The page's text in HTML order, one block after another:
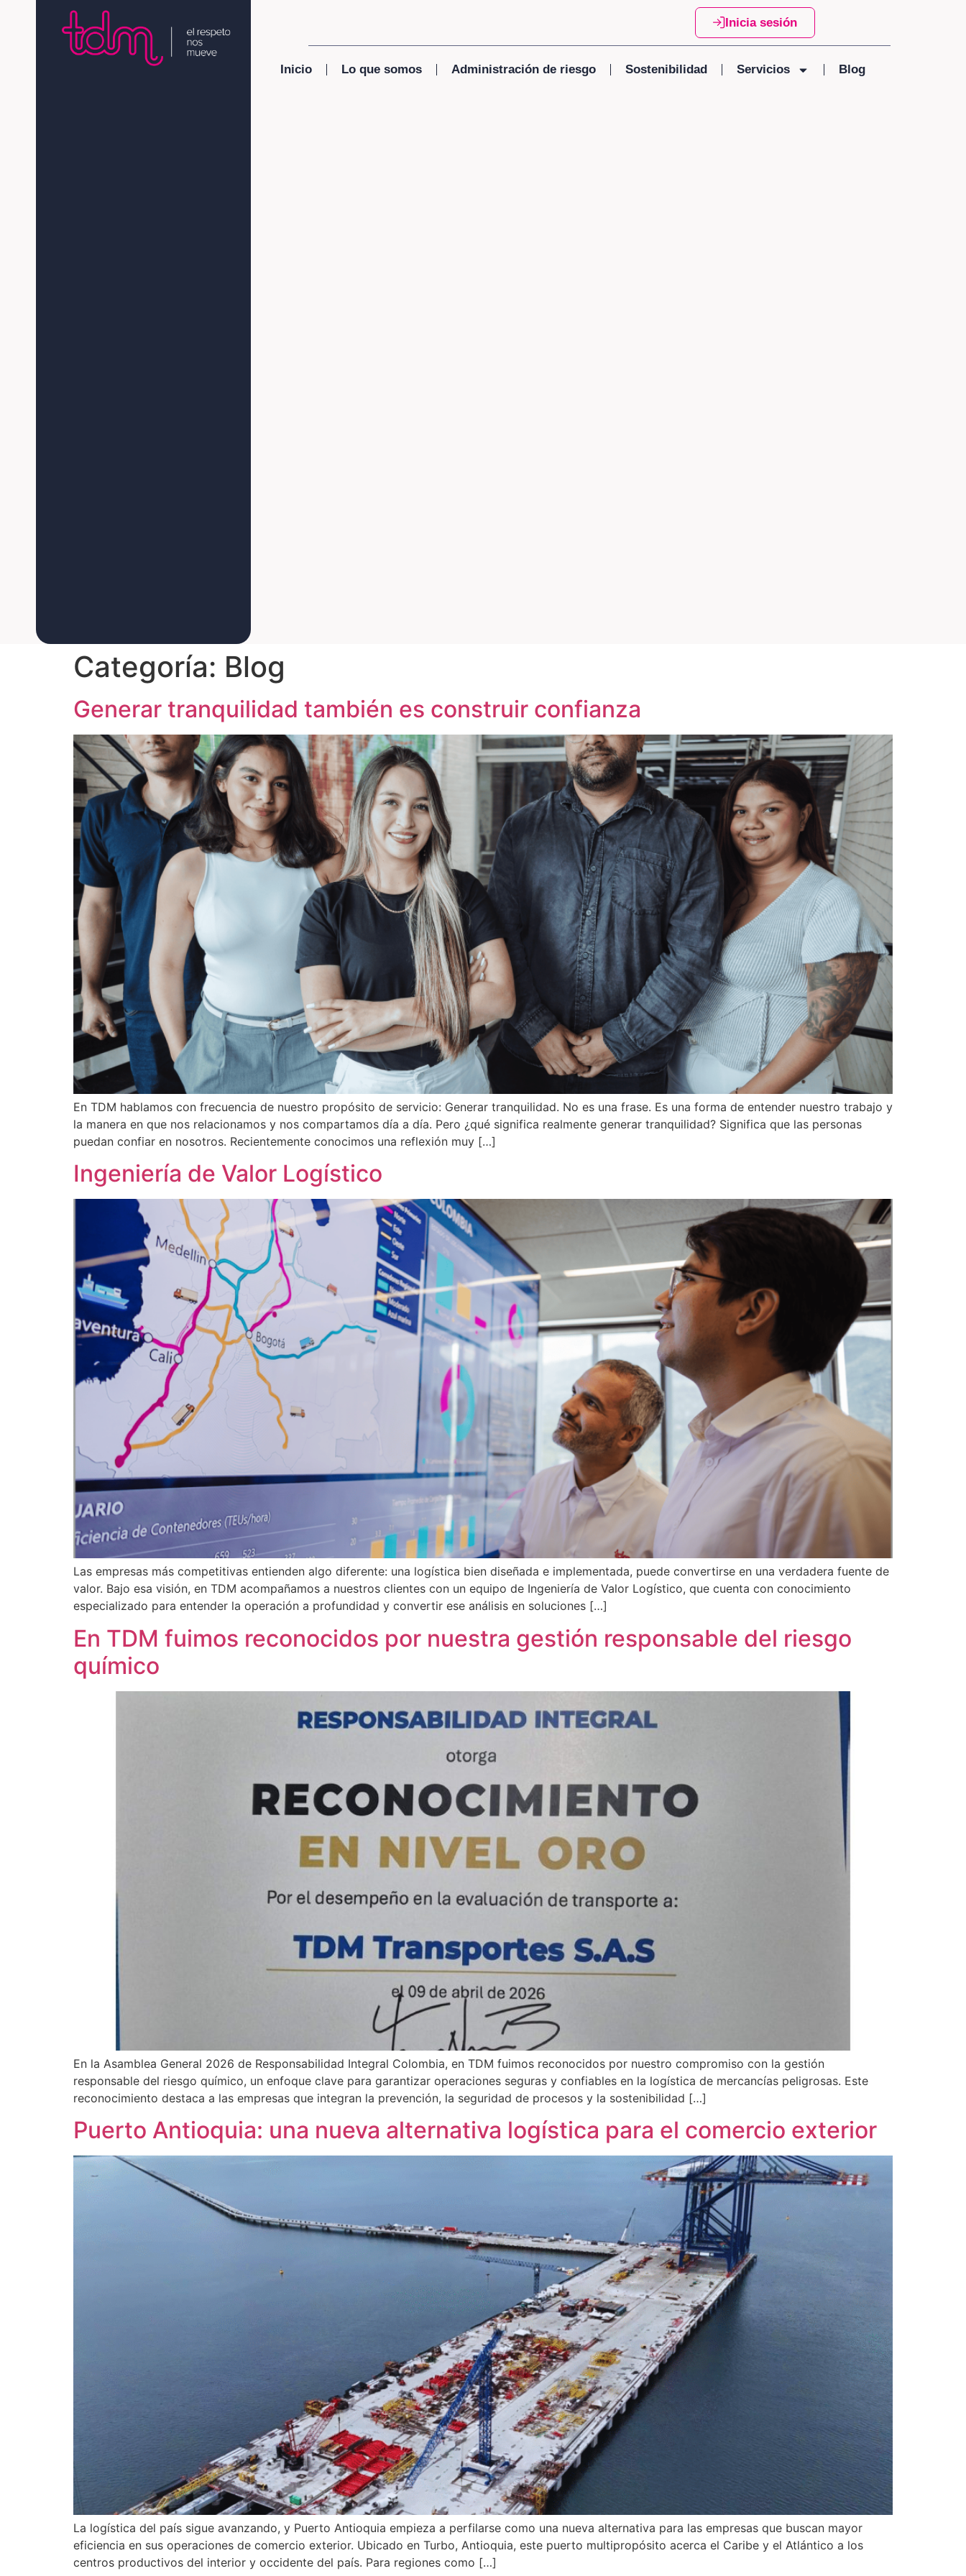
Inicia sesión
Inicio Lo que somos Administración de riesgo Sostenibilidad Servicios Blog
Categoría: Blog
Generar tranquilidad también es construir confianza
En TDM hablamos con frecuencia de nuestro propósito de servicio: Generar tranquilidad. No es una frase. Es una forma de entender nuestro trabajo y
la manera en que nos relacionamos y nos compartamos día a día. Pero ¿qué significa realmente generar tranquilidad? Significa que las personas
puedan confiar en nosotros. Recientemente conocimos una reflexión muy […]
Ingeniería de Valor Logístico
Las empresas más competitivas entienden algo diferente: una logística bien diseñada e implementada, puede convertirse en una verdadera fuente de
valor. Bajo esa visión, en TDM acompañamos a nuestros clientes con un equipo de Ingeniería de Valor Logístico, que cuenta con conocimiento
especializado para entender la operación a profundidad y convertir ese análisis en soluciones […]
En TDM fuimos reconocidos por nuestra gestión responsable del riesgo
químico
En la Asamblea General 2026 de Responsabilidad Integral Colombia, en TDM fuimos reconocidos por nuestro compromiso con la gestión
responsable del riesgo químico, un enfoque clave para garantizar operaciones seguras y confiables en la logística de mercancías peligrosas. Este
reconocimiento destaca a las empresas que integran la prevención, la seguridad de procesos y la sostenibilidad […]
Puerto Antioquia: una nueva alternativa logística para el comercio exterior
La logística del país sigue avanzando, y Puerto Antioquia empieza a perfilarse como una nueva alternativa para las empresas que buscan mayor
eficiencia en sus operaciones de comercio exterior. Ubicado en Turbo, Antioquia, este puerto multipropósito acerca el Caribe y el Atlántico a los
centros productivos del interior y occidente del país. Para regiones como […]